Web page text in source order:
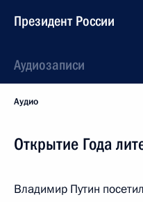
Президент России
Аудиозаписи
Аудио
Открытие Года
Владимир Путин